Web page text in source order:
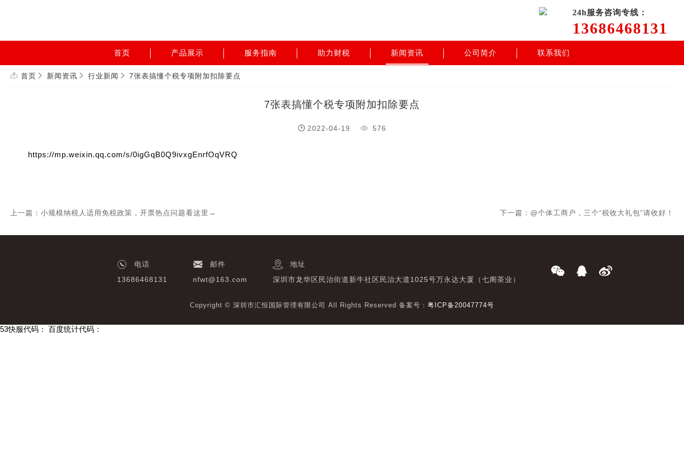
24h服务咨询专线：
13686468131
首页 产品展示 服务指南 助力财税 新闻资讯 公司简介 联系我们
首页 新闻资讯 行业新闻 7张表搞懂个税专项附加扣除要点
7张表搞懂个税专项附加扣除要点
2022-04-19 576
https://mp.weixin.qq.com/s/0igGqB0Q9ivxgEnrfOqVRQ
上一篇：小规模纳税人适用免税政策，开票热点问题看这里→ 下一篇：@个体工商户，三个“税收大礼包”请收好！
电话
13686468131
邮件
nfwt@163.com
地址
深圳市龙华区民治街道新牛社区民治大道1025号万永达大厦（七阁茶业）
Copyright © 深圳市汇恒国际管理有限公司 All Rights Reserved 备案号： 粤ICP备20047774号
53快服代码： 百度统计代码：